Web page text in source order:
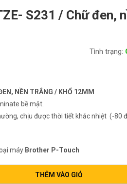
S231 / Chữ đen,
Tình trạng:
NỀN TRẮNG / KHỔ 12MM
bề mặt.
chịu được thời tiết khắc nhiệt (-80
máy Brother P-Touch
THÊM VÀO GIỎ